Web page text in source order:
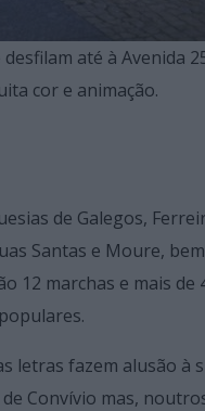
até à Avenida
cor e animação.
de Galegos,
Santas e Moure,
12 marchas e mais de
letras fazem alusão à
Convívio mas,